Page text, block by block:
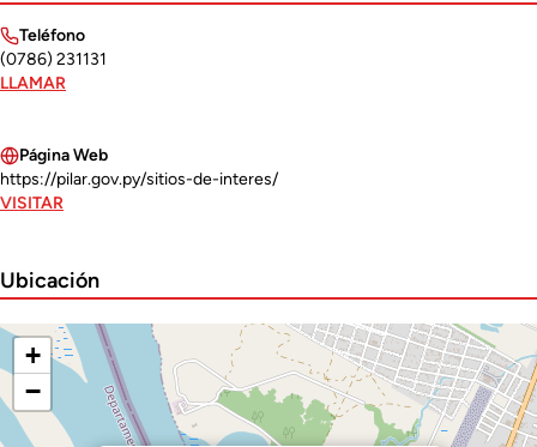
Teléfono
(0786) 231131
LLAMAR
Página Web
https://pilar.gov.py/sitios-de-interes/
VISITAR
Ubicación
+
−